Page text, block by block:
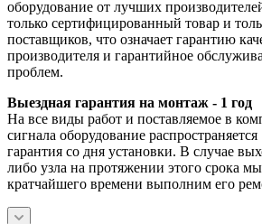
оборудование от лучших
только сертифицированный товар и
поставщиков, что означает гарантию
производителя и гарантийное
проблем.
Выездная гарантия на монтаж - 1 год
На все виды работ и поставляемое в
сигнала оборудование
гарантия со дня установки. В случае
либо узла на протяжении этого срока
кратчайшего времени выполним его